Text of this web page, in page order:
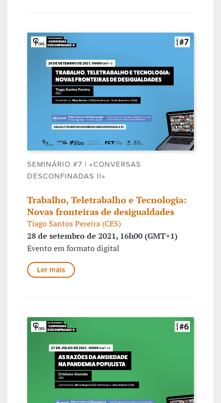
SEMINÁRIO #7 | «CONVERSAS
DESCONFINADAS II»
Trabalho, Teletrabalho e Tecnologia:
Novas fronteiras de desigualdades
Tiago Santos Pereira (CES)
28 de setembro de 2021, 16h00 (GMT+1)
Evento em formato digital
Ler mais